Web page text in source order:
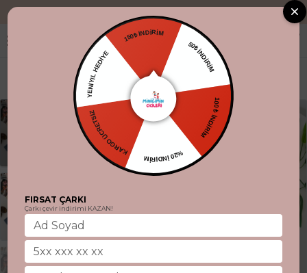
"Aynı gün
150₺ İNDİRİM
50₺ İNDİRİM
100 ₺ İNDİRİM
%20 İNDİRİM
KARGO ÜCRETSİZ
YENİYIL HEDİYE
FIRSAT ÇARKI
Çarkı çevir indirimi KAZAN!